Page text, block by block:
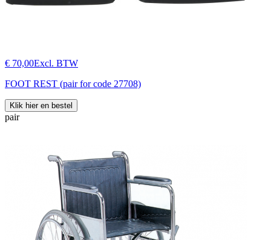
€ 70,00Excl. BTW
FOOT REST (pair for code 27708)
Klik hier en bestel
pair